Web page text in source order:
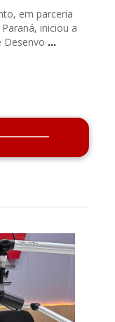
em parceria
iniciou a
Desenvo …